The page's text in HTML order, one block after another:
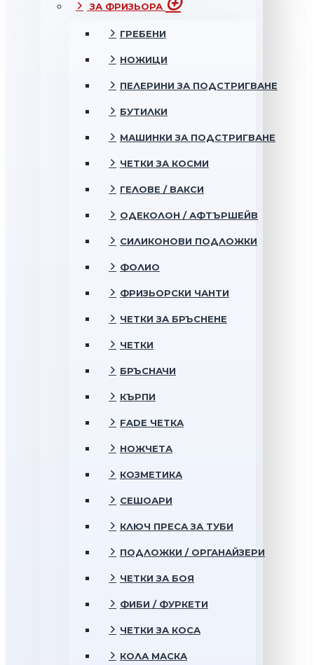
ЗА ФРИЗЬОРА
ГРЕБЕНИ
НОЖИЦИ
ПЕЛЕРИНИ ЗА ПОДСТРИГВАНЕ
БУТИЛКИ
МАШИНКИ ЗА ПОДСТРИГВАНЕ
ЧЕТКИ ЗА КОСМИ
ГЕЛОВЕ / ВАКСИ
ОДЕКОЛОН / АФТЪРШЕЙВ
СИЛИКОНОВИ ПОДЛОЖКИ
ФОЛИО
ФРИЗЬОРСКИ ЧАНТИ
ЧЕТКИ ЗА БРЪСНЕНЕ
ЧЕТКИ
БРЪСНАЧИ
КЪРПИ
FADE ЧЕТКА
НОЖЧЕТА
КОЗМЕТИКА
СЕШОАРИ
КЛЮЧ ПРЕСА ЗА ТУБИ
ПОДЛОЖКИ / ОРГАНАЙЗЕРИ
ЧЕТКИ ЗА БОЯ
ФИБИ / ФУРКЕТИ
ЧЕТКИ ЗА КОСА
КОЛА МАСКА